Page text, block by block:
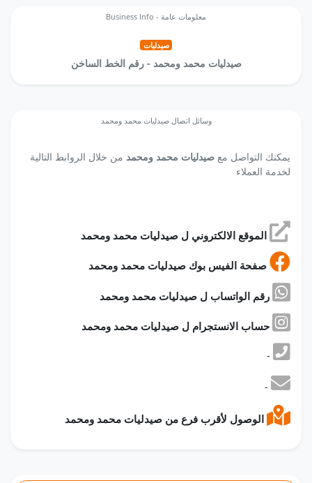
Business Info - معلومات عامة
صيدليات
صيدليات محمد ومحمد - رقم الخط الساخن
وسائل اتصال صيدليات محمد ومحمد
يمكنك التواصل مع صيدليات محمد ومحمد من خلال الروابط التالية
لخدمة العملاء
-
-